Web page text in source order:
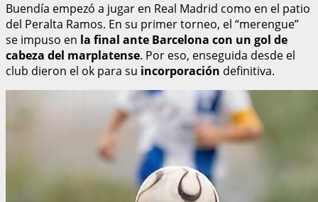
Buendía empezó a jugar en Real Madrid como en el patio
del Peralta Ramos. En su primer torneo, el “merengue”
se impuso en la final ante Barcelona con un gol de
cabeza del marplatense. Por eso, enseguida desde el
club dieron el ok para su incorporación definitiva.